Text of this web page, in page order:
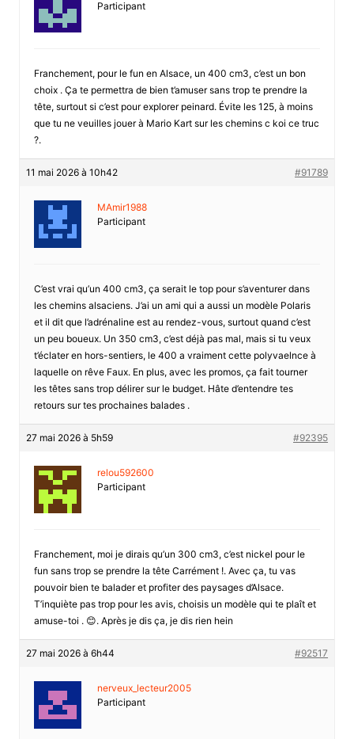
Participant
Franchement, pour le fun en Alsace, un 400 cm3, c’est un bon
choix . Ça te permettra de bien t’amuser sans trop te prendre la
tête, surtout si c’est pour explorer peinard. Évite les 125, à moins
que tu ne veuilles jouer à Mario Kart sur les chemins c koi ce truc
?.
11 mai 2026 à 10h42 #91789
MAmir1988
Participant
C’est vrai qu’un 400 cm3, ça serait le top pour s’aventurer dans
les chemins alsaciens. J’ai un ami qui a aussi un modèle Polaris
et il dit que l’adrénaline est au rendez-vous, surtout quand c’est
un peu boueux. Un 350 cm3, c’est déjà pas mal, mais si tu veux
t’éclater en hors-sentiers, le 400 a vraiment cette polyvaelnce à
laquelle on rêve Faux. En plus, avec les promos, ça fait tourner
les têtes sans trop délirer sur le budget. Hâte d’entendre tes
retours sur tes prochaines balades .
27 mai 2026 à 5h59 #92395
relou592600
Participant
Franchement, moi je dirais qu’un 300 cm3, c’est nickel pour le
fun sans trop se prendre la tête Carrément !. Avec ça, tu vas
pouvoir bien te balader et profiter des paysages d’Alsace.
T’inquiète pas trop pour les avis, choisis un modèle qui te plaît et
amuse-toi . 😊. Après je dis ça, je dis rien hein
27 mai 2026 à 6h44 #92517
nerveux_lecteur2005
Participant